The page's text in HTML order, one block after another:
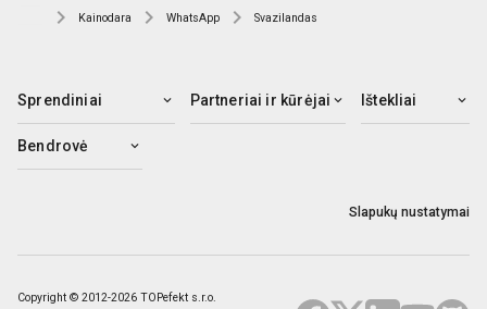
Kainodara WhatsApp Svazilandas
Sprendiniai Partneriai ir kūrėjai Ištekliai
Bendrovė
Slapukų nustatymai
Copyright © 2012-2026 TOPefekt s.r.o.